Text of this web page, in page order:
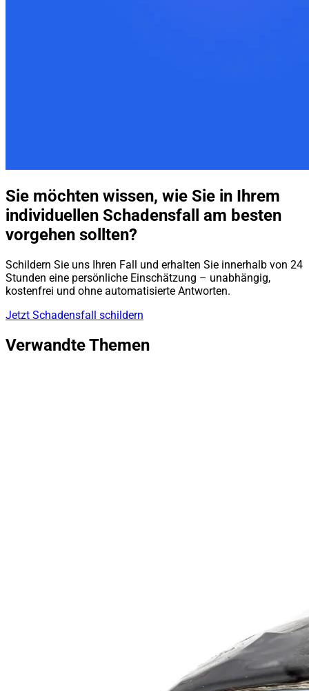
Sie möchten wissen, wie Sie in Ihrem
individuellen Schadensfall am besten
vorgehen sollten?
Schildern Sie uns Ihren Fall und erhalten Sie innerhalb von 24
Stunden eine persönliche Einschätzung – unabhängig,
kostenfrei und ohne automatisierte Antworten.
Jetzt Schadensfall schildern
Verwandte Themen